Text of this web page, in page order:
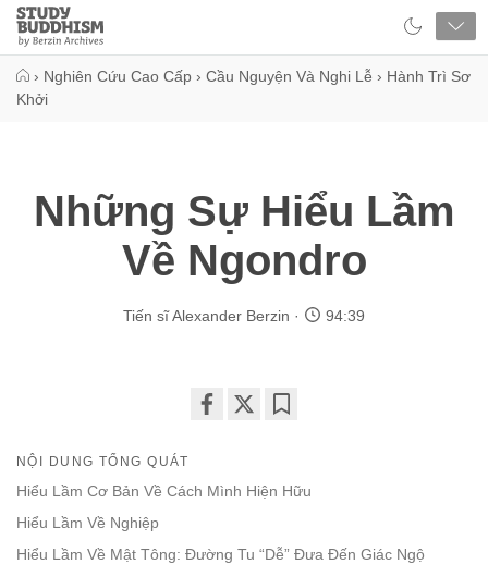
Close
Study
Buddhism
› Nghiên Cứu Cao Cấp › Cầu Nguyện Và Nghi Lễ › Hành Trì Sơ
Khởi
Những Sự Hiểu Lầm
Về Ngondro
Tiến sĩ Alexander Berzin 94:39
facebook
NỘI DUNG TỔNG QUÁT
Hiểu Lầm Cơ Bản Về Cách Mình Hiện Hữu
Hiểu Lầm Về Nghiệp
Hiểu Lầm Về Mật Tông: Đường Tu “Dễ” Đưa Đến Giác Ngộ